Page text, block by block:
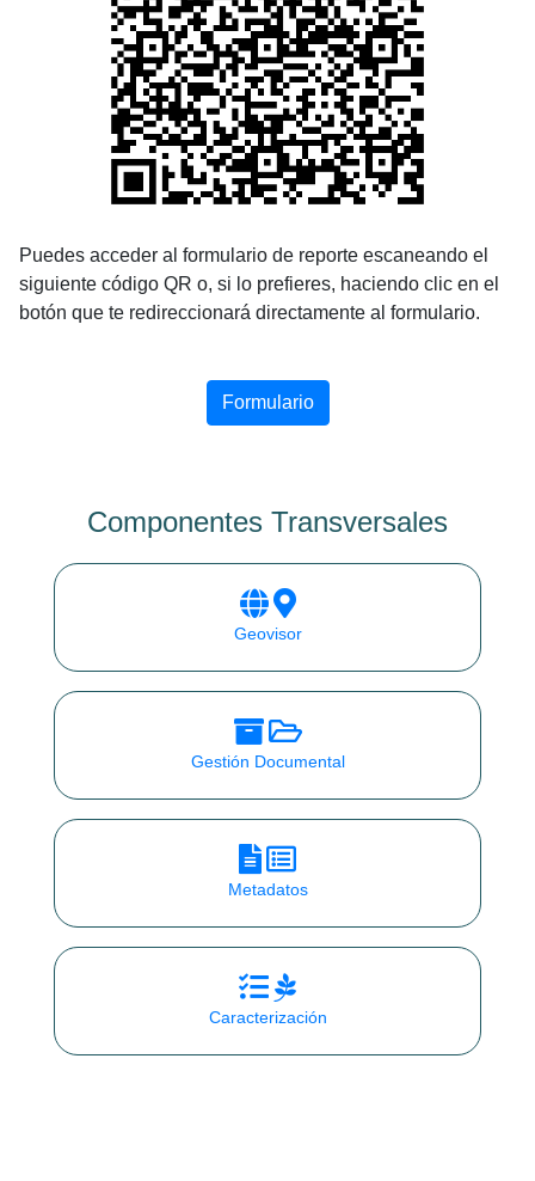
Puedes acceder al formulario de reporte escaneando el
siguiente código QR o, si lo prefieres, haciendo clic en el
botón que te redireccionará directamente al formulario.
Formulario
Componentes Transversales
Geovisor
Gestión Documental
Metadatos
Caracterización